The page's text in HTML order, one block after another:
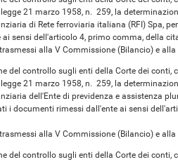
21 marzo 1958, n. 259, la
di Rete ferroviaria italiana (RFI) Spa,
sensi dell'articolo 4, primo comma, della
alla V Commissione (Bilancio) e alla
del controllo sugli enti della Corte dei conti,
21 marzo 1958, n. 259, la
dell'Ente di previdenza e assistenza
i documenti rimessi dall'ente ai sensi
alla V Commissione (Bilancio) e alla
del controllo sugli enti della Corte dei conti,